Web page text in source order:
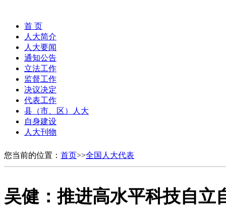
首 页
人大简介
人大要闻
通知公告
立法工作
监督工作
决议决定
代表工作
县（市、区）人大
自身建设
人大刊物
您当前的位置： 首页>>全国人大代表
吴健：推进高水平科技自立